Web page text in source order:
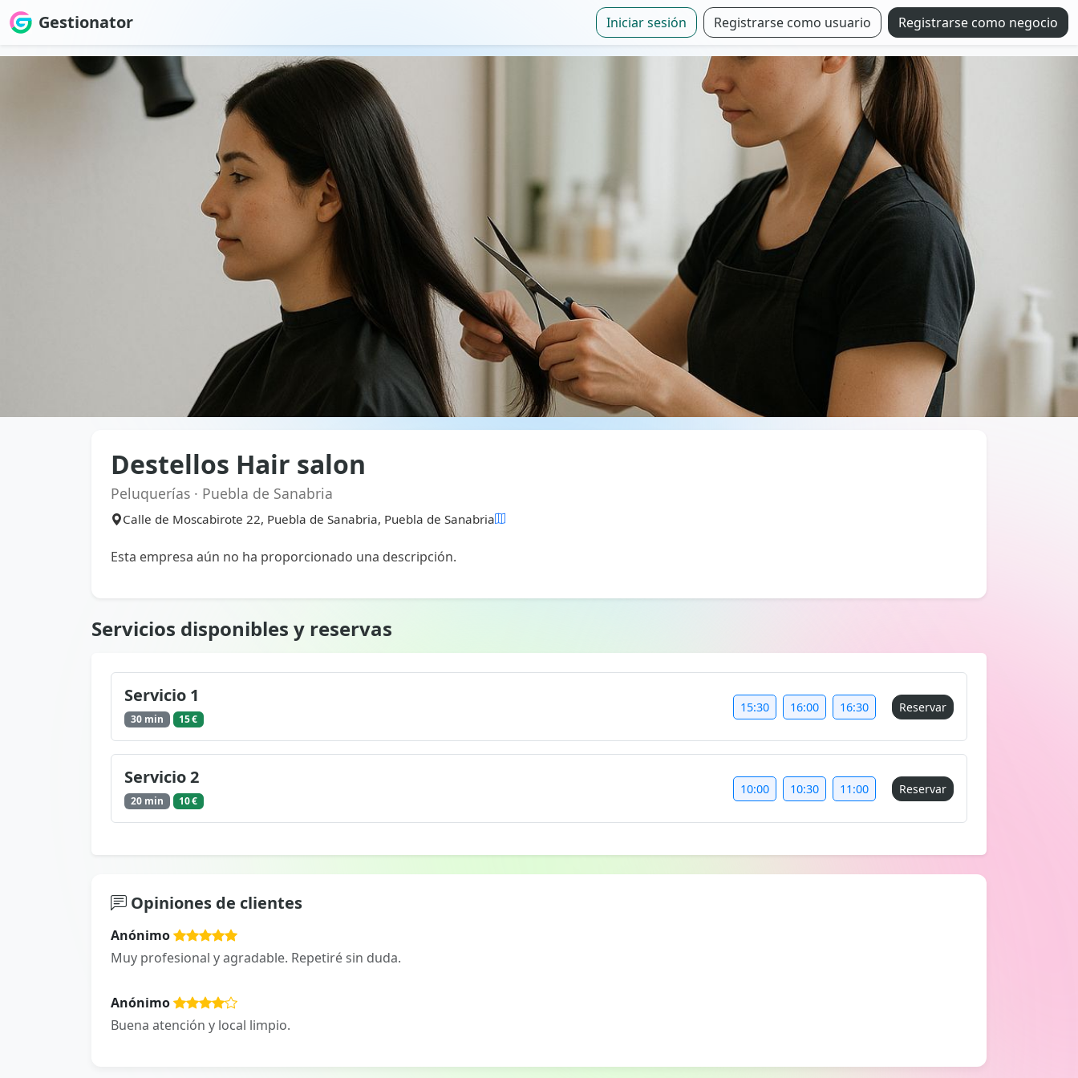
Gestionator Iniciar sesión Registrarse como usuario Registrarse como negocio
Destellos Hair salon
Peluquerías · Puebla de Sanabria
Calle de Moscabirote 22, Puebla de Sanabria, Puebla de Sanabria
Esta empresa aún no ha proporcionado una descripción.
Servicios disponibles y reservas
Servicio 1
30 min 15 €
15:30 16:00 16:30 Reservar
Servicio 2
20 min 10 €
10:00 10:30 11:00 Reservar
Opiniones de clientes
Anónimo
Muy profesional y agradable. Repetiré sin duda.
Anónimo
Buena atención y local limpio.